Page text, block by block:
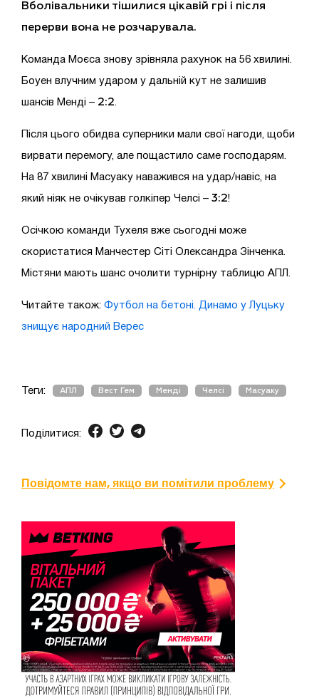
Вболівальники тішилися цікавій грі і після
перерви вона не розчарувала.
Команда Моєса знову зрівняла рахунок на 56 хвилині.
Боуен влучним ударом у дальній кут не залишив
шансів Менді – 2:2
Після цього обидва суперники мали свої нагоди, щоби
вирвати перемогу, але пощастило саме господарям.
На 87 хвилині Масуаку наважився на удар/навіс, на
який ніяк не очікував голкіпер Челсі – 3:2!
Осічкою команди Тухеля вже сьогодні може
скористатися Манчестер Сіті Олександра Зінченка.
Містяни мають шанс очолити турнірну таблицю АПЛ.
Читайте також: Футбол на бетоні. Динамо у Луцьку
знищує народний Верес
Теги: АПЛ Вест Гем Менді Челсі Масуаку
Поділитися:
Повідомте нам, якщо ви помітили проблему